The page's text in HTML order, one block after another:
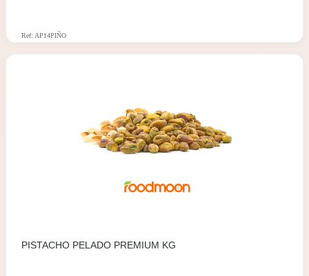
Ref: AP14PIÑO
PISTACHO PELADO PREMIUM KG